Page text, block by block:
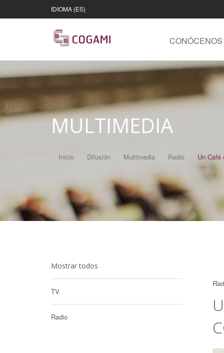
IDIOMA (ES)
CONÓCENOS
MULTIMEDIA
Inicio Difusión Multimedia Radio Un Café
Mostrar todos
TV
Radio